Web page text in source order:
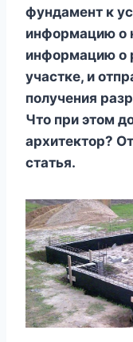
фундамент к
информацию о
информацию о
участке, и
получения
Что при этом
архитектор?
статья.